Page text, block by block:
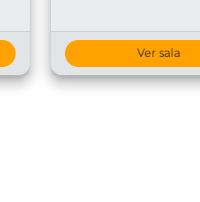
Ver sala